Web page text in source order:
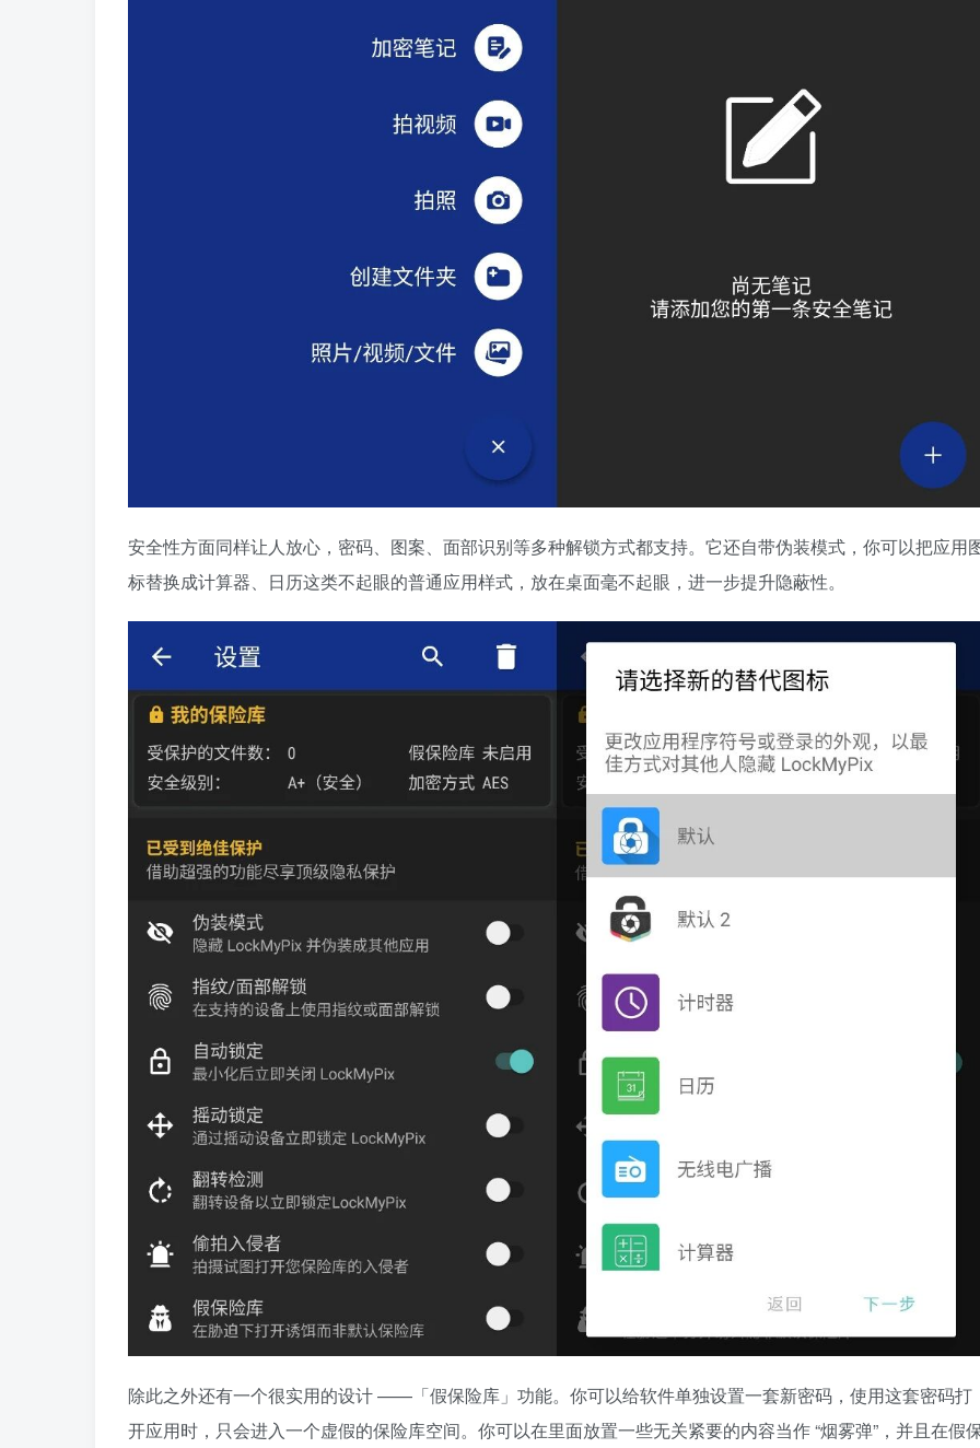
安全性方面同样让人放心，密码、图案、面部识别等多种解锁方式都支持。它还自带伪装模式，你可以把应用
标替换成计算器、日历这类不起眼的普通应用样式，放在桌面毫不起眼，进一步提升隐蔽性。
除此之外还有一个很实用的设计 ——「假保险库」功能。你可以给软件单独设置一套新密码，使用这套密码打
开应用时，只会进入一个虚假的保险库空间。你可以在里面放置一些无关紧要的内容当作 “烟雾弹”，并且在假